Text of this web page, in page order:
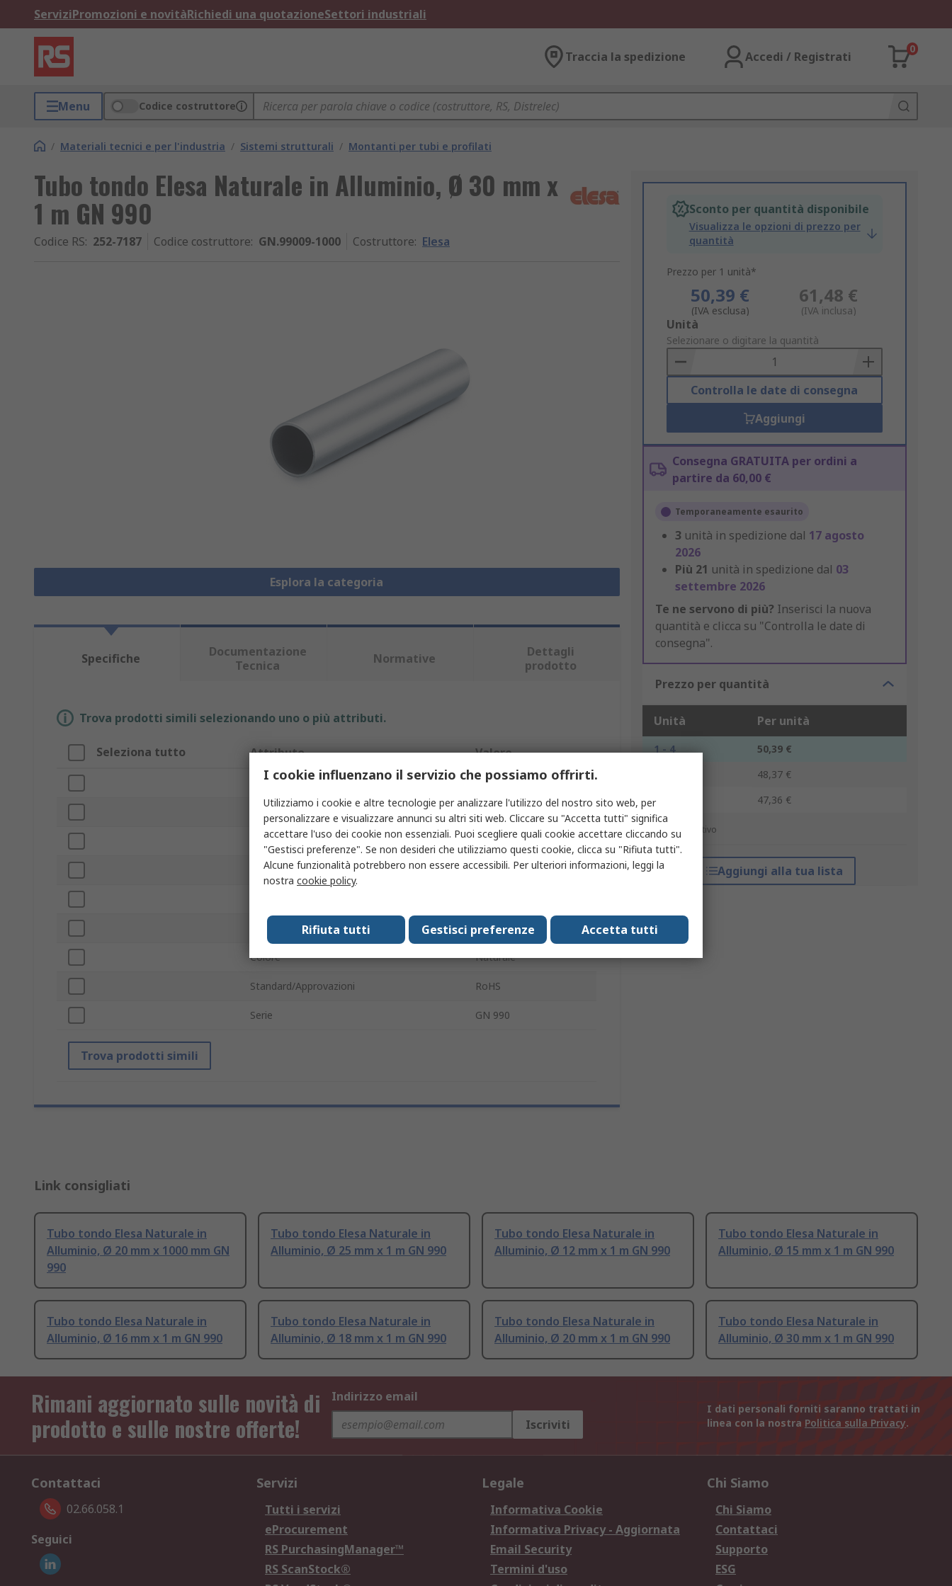
ServiziPromozioni e novitàRichiedi una quotazioneSettori industriali
Traccia la spedizione Accedi / Registrati
0
Menu Codice costruttore
/ Materiali tecnici e per l'industria / Sistemi strutturali / Montanti per tubi e profilati
Tubo tondo Elesa Naturale in Alluminio, Ø 30 mm x
1 m GN 990
Codice RS: 252-7187 Codice costruttore: GN.99009-1000 Costruttore: Elesa
Esplora la categoria
Sconto per quantità disponibile
Visualizza le opzioni di prezzo per
quantità
Prezzo per 1 unità*
50,39 €
(IVA esclusa)
61,48 €
(IVA inclusa)
Add
to
Basket
Unità
Selezionare o digitare la quantità
Controlla le date di consegna
Aggiungi
Consegna GRATUITA per ordini a
partire da 60,00 €
Temporaneamente esaurito
3 unità in spedizione dal 17 agosto
2026
Più 21 unità in spedizione dal 03
settembre 2026
Te ne servono di più? Inserisci la nuova
quantità e clicca su "Controlla le date di
consegna".
Prezzo per quantità
Unità Per unità
1 - 4
50,39 €
48,37 €
10 +
47,36 €
*prezzo indicativo
Aggiungi alla tua lista
Specifiche
Documentazione
Tecnica
Normative
Dettagli
prodotto
Trova prodotti simili selezionando uno o più attributi.
Seleziona tutto Attributo Valore
Marchio Elesa
Tipo prodotto Tubo connettore
Tipo di elemento strutturale Tubo tondo
Lunghezza 1m
Alluminio
Colore Naturale
Standard/Approvazioni RoHS
Serie GN 990
Trova prodotti simili
Link consigliati
Tubo tondo Elesa Naturale in
Alluminio, Ø 20 mm x 1000 mm GN
990
Tubo tondo Elesa Naturale in
Alluminio, Ø 25 mm x 1 m GN 990
Tubo tondo Elesa Naturale in
Alluminio, Ø 12 mm x 1 m GN 990
Tubo tondo Elesa Naturale in
Alluminio, Ø 15 mm x 1 m GN 990
Tubo tondo Elesa Naturale in
Alluminio, Ø 16 mm x 1 m GN 990
Tubo tondo Elesa Naturale in
Alluminio, Ø 18 mm x 1 m GN 990
Tubo tondo Elesa Naturale in
Alluminio, Ø 20 mm x 1 m GN 990
Tubo tondo Elesa Naturale in
Alluminio, Ø 30 mm x 1 m GN 990
Rimani aggiornato sulle novità di
prodotto e sulle nostre offerte!
Indirizzo email
Iscriviti
I dati personali forniti saranno trattati in
linea con la nostra Politica sulla Privacy.
Contattaci
02.66.058.1
Seguici
Servizi
Tutti i servizi
eProcurement
RS PurchasingManager™
RS ScanStock®
Legale
Informativa Cookie
Informativa Privacy - Aggiornata
Email Security
Termini d'uso
Chi Siamo
Chi Siamo
Contattaci
Supporto
ESG
I cookie influenzano il servizio che possiamo offrirti.
Utilizziamo i cookie e altre tecnologie per analizzare l'utilizzo del nostro sito web, per
personalizzare e visualizzare annunci su altri siti web. Cliccare su "Accetta tutti" significa
accettare l'uso dei cookie non essenziali. Puoi scegliere quali cookie accettare cliccando su
"Gestisci preferenze". Se non desideri che utilizziamo questi cookie, clicca su "Rifiuta tutti".
Alcune funzionalità potrebbero non essere accessibili. Per ulteriori informazioni, leggi la
nostra cookie policy.
Accetta tutti
Gestisci preferenze
Rifiuta tutti